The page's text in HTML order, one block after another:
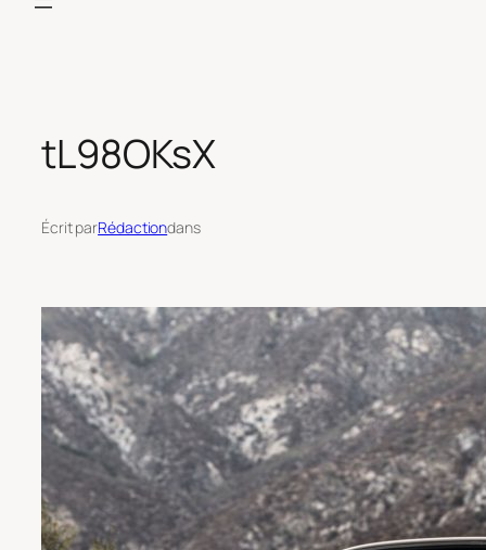
tL98OKsX
Écrit parRédactiondans